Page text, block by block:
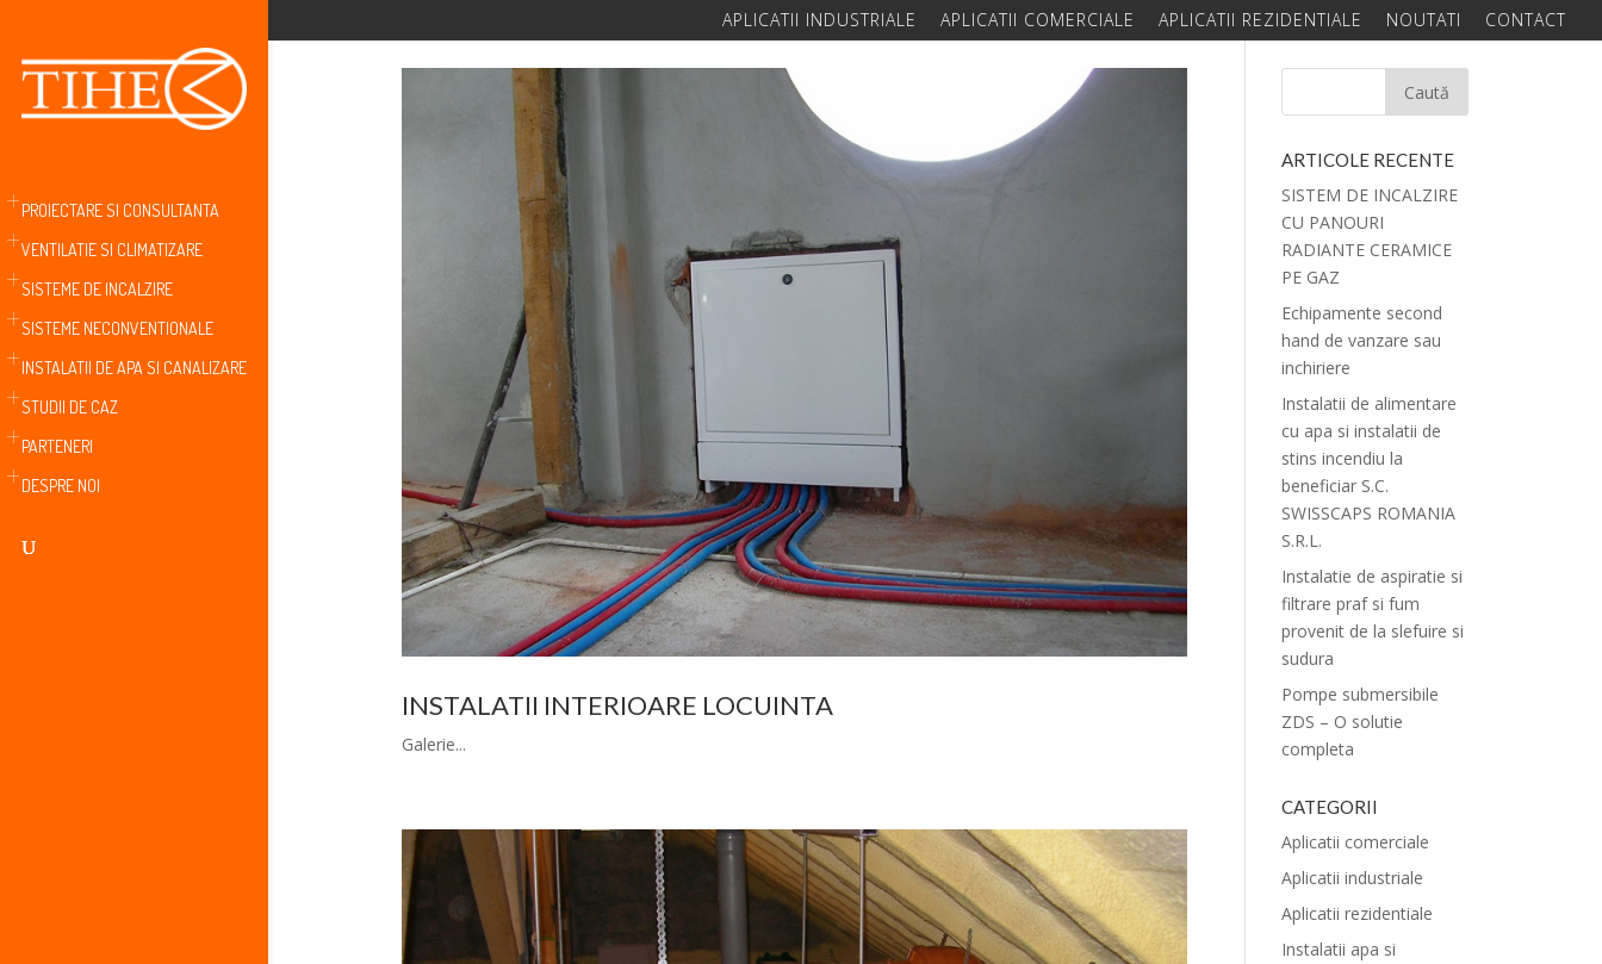
APLICATII INDUSTRIALE APLICATII COMERCIALE APLICATII REZIDENTIALE NOUTATI CONTACT
PROIECTARE SI CONSULTANTA
VENTILATIE SI CLIMATIZARE
SISTEME DE INCALZIRE
SISTEME NECONVENTIONALE
INSTALATII DE APA SI CANALIZARE
STUDII DE CAZ
PARTENERI
DESPRE NOI
INSTALATII INTERIOARE LOCUINTA
Galerie...
ARTICOLE RECENTE
SISTEM DE INCALZIRE
CU PANOURI
RADIANTE CERAMICE
PE GAZ
Echipamente second
hand de vanzare sau
inchiriere
Instalatii de alimentare
cu apa si instalatii de
stins incendiu la
beneficiar S.C.
SWISSCAPS ROMANIA
S.R.L.
Instalatie de aspiratie si
filtrare praf si fum
provenit de la slefuire si
sudura
Pompe submersibile
ZDS – O solutie
completa
CATEGORII
Aplicatii comerciale
Aplicatii industriale
Aplicatii rezidentiale
Instalatii apa si